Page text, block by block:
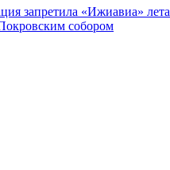
запретила «Ижиавиа»
собором